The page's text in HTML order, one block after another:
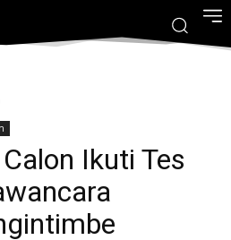
Ikuti Tes